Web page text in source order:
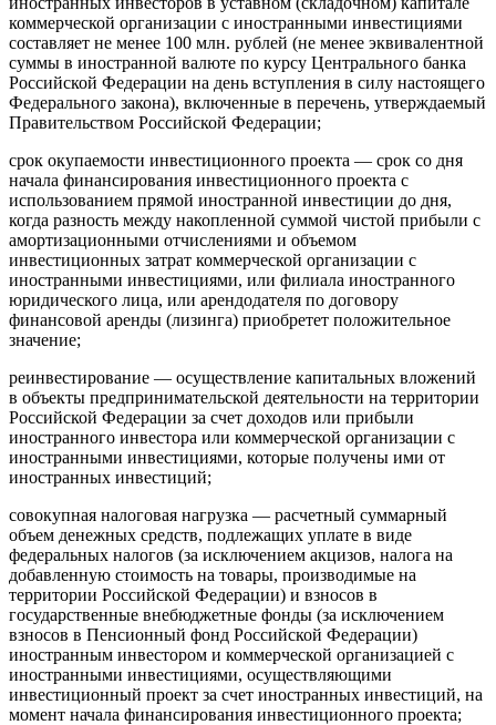
коммерческой организации с иностранными инвестициями
составляет не менее 100 млн. рублей (не менее эквивалентной
суммы в иностранной валюте по курсу Центрального банка
Российской Федерации на день вступления в силу настоящего
Федерального закона), включенные в перечень, утверждаемый
Правительством Российской Федерации;
срок окупаемости инвестиционного проекта — срок со дня
начала финансирования инвестиционного проекта с
использованием прямой иностранной инвестиции до дня,
когда разность между накопленной суммой чистой прибыли с
амортизационными отчислениями и объемом
инвестиционных затрат коммерческой организации с
иностранными инвестициями, или филиала иностранного
юридического лица, или арендодателя по договору
финансовой аренды (лизинга) приобретет положительное
значение;
реинвестирование — осуществление капитальных вложений
в объекты предпринимательской деятельности на территории
Российской Федерации за счет доходов или прибыли
иностранного инвестора или коммерческой организации с
иностранными инвестициями, которые получены ими от
иностранных инвестиций;
совокупная налоговая нагрузка — расчетный суммарный
объем денежных средств, подлежащих уплате в виде
федеральных налогов (за исключением акцизов, налога на
добавленную стоимость на товары, производимые на
территории Российской Федерации) и взносов в
государственные внебюджетные фонды (за исключением
взносов в Пенсионный фонд Российской Федерации)
иностранным инвестором и коммерческой организацией с
иностранными инвестициями, осуществляющими
инвестиционный проект за счет иностранных инвестиций, на
момент начала финансирования инвестиционного проекта;